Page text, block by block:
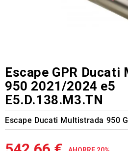
Escape GPR
950 2021/2024 e5
E5.D.138.M3.TN
Escape Ducati Multistrada 950